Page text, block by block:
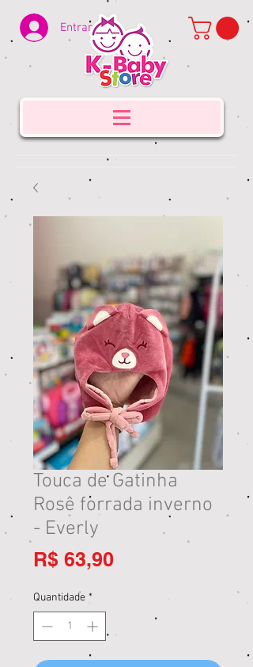
Entrar
Touca de Gatinha
Rosê forrada inverno
- Everly
R$ 63,90
Quantidade *